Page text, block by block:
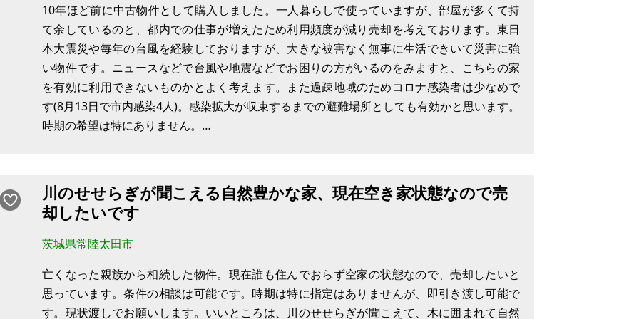
ていただけるかもしれません。
その他の写真
10年ほど前に中古物件として購入しました。一人暮らしで使っていますが、部屋が多くて持
て余しているのと、都内での仕事が増えたため利用頻度が減り売却を考えております。東日
本大震災や毎年の台風を経験しておりますが、大きな被害なく無事に生活できいて災害に強
い物件です。ニュースなどで台風や地震などでお困りの方がいるのをみますと、こちらの家
を有効に利用できないものかとよく考えます。また過疎地域のためコロナ感染者は少なめで
す(8月13日で市内感染4人)。感染拡大が収束するまでの避難場所としても有効かと思います。
時期の希望は特にありません。
川のせせらぎが聞こえる自然豊かな家、現在空き家状態なので売
却したいです
茨城県常陸太田市
亡くなった親族から相続した物件。現在誰も住んでおらず空家の状態なので、売却したいと
思っています。条件の相談は可能です。時期は特に指定はありませんが、即引き渡し可能で
す。現状渡しでお願いします。いいところは、川のせせらぎが聞こえて、木に囲まれて自然